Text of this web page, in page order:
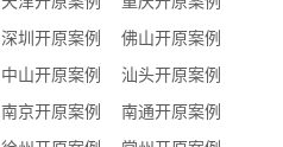
深圳开原案例
佛山开原案例
中山开原案例
汕头开原案例
南京开原案例
南通开原案例